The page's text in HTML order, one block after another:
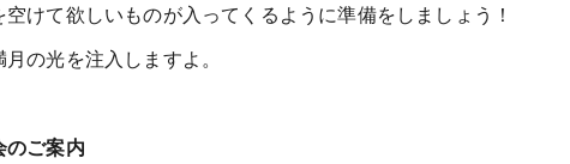
けて欲しいものが入ってくるように準備をしましょう！
の光を注入しますよ。
のご案内